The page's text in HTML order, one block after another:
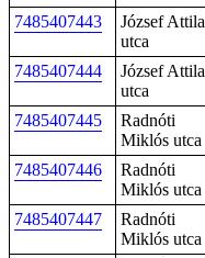
7485407443
József Attila
utca
7485407444
József Attila
utca
7485407445
Radnóti
Miklós utca
7485407446
Radnóti
Miklós utca
7485407447
Radnóti
Miklós utca